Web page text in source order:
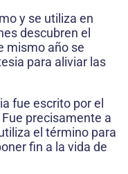
y se utiliza en
descubren el
mismo año se
para aliviar las
fue escrito por el
precisamente a
el término para
fin a la vida de